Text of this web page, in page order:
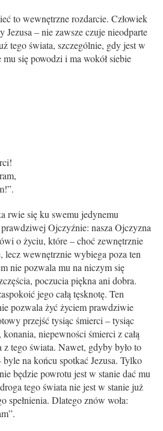
to wewnętrzne rozdarcie. Człowiek
Jezusa – nie zawsze czuje nieodparte
tego świata, szczególnie, gdy jest w
mu się powodzi i ma wokół siebie
się ku swemu jedynemu
Ojczyźnie: nasza Ojczyzna
o życiu, które – choć zewnętrznie
wewnętrznie wybiega poza ten
nie pozwala mu na niczym się
poczucia piękna ani dobra.
jego całą tęsknotę. Ten
pozwala żyć życiem prawdziwie
przejść tysiąc śmierci – tysiąc
niepewności śmierci z całą
z tego świata. Nawet, gdyby było to
na końcu spotkać Jezusa. Tylko
będzie powrotu jest w stanie dać mu
tego świata nie jest w stanie już
spełnienia. Dlatego znów woła: